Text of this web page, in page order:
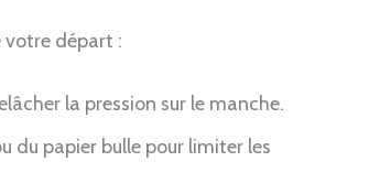
votre départ :
la pression sur le manche.
du papier bulle pour limiter les